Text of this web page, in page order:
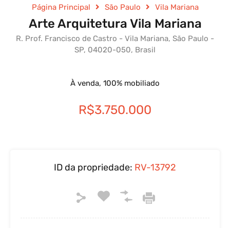
Página Principal São Paulo Vila Mariana
Arte Arquitetura Vila Mariana
R. Prof. Francisco de Castro - Vila Mariana, São Paulo -
SP, 04020-050, Brasil
À venda, 100% mobiliado
R$3.750.000
ID da propriedade: RV-13792